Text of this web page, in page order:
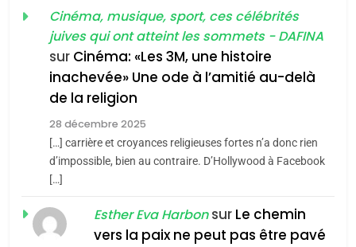
Tout sur la Nostalgie
SOUVENIRS
l’alliance pourrait
s’étendre à 13 pays
d’Amérique latine
ISRAÉL JUDAISME
2025, l’année la plus
meurtrière selon le
Cinéma, musique, sport, ces célébrités
juives qui ont atteint les sommets - DAFINA
sur Cinéma: «Les 3M, une histoire
inachevée» Une ode à l’amitié au-delà
de la religion
28 décembre 2025
[…] carrière et croyances religieuses fortes n’a donc rien
d’impossible, bien au contraire. D’Hollywood à Facebook
[…]
Esther Eva Harbonsur Le chemin
vers la paix ne peut pas être pavé
Zrihen-Dvir
CE QUI NOUS MANQUE –
Jacques Hadida
JUDAISME
Maroc : Les amandes de
Azilal consacrés produits
du terroir
DAFINA MAROC